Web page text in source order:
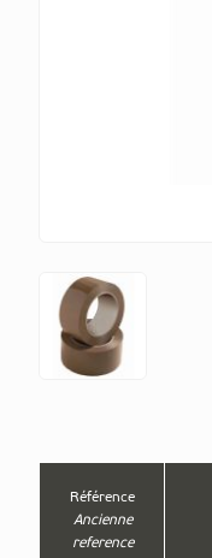
Référence
Ancienne
reference